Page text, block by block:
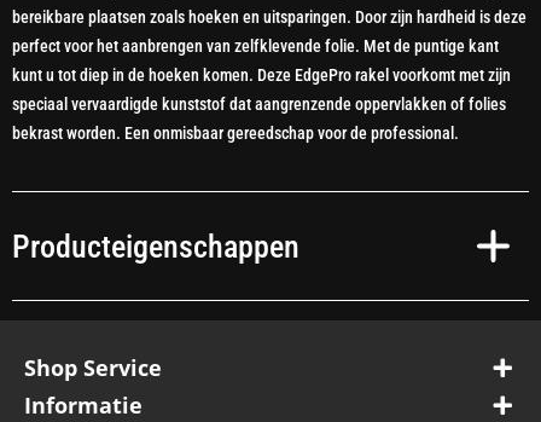
bereikbare plaatsen zoals hoeken en uitsparingen. Door zijn hardheid is deze
perfect voor het aanbrengen van zelfklevende folie. Met de puntige kant
kunt u tot diep in de hoeken komen. Deze EdgePro rakel voorkomt met zijn
speciaal vervaardigde kunststof dat aangrenzende oppervlakken of folies
bekrast worden. Een onmisbaar gereedschap voor de professional.
Producteigenschappen
Shop Service
Informatie